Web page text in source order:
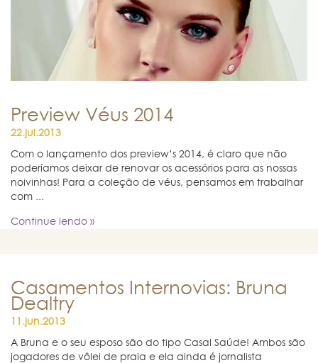
Preview Véus 2014
22.jul.2013
Com o lançamento dos preview’s 2014, é claro que não
poderíamos deixar de renovar os acessórios para as nossas
noivinhas! Para a coleção de véus, pensamos em trabalhar
com ...
Continue lendo »
Casamentos Internovias: Bruna
Dealtry
11.jun.2013
A Bruna e o seu esposo são do tipo Casal Saúde! Ambos são
jogadores de vôlei de praia e ela ainda é jornalista